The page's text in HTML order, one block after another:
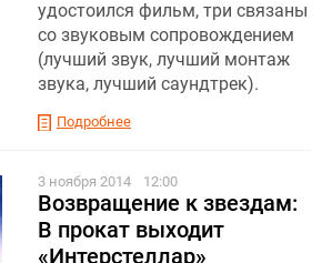
удостоился фильм, три связаны
со звуковым сопровождением
(лучший звук, лучший монтаж
звука, лучший саундтрек).
Подробнее
3 ноября 2014 12:00
Возвращение к звездам:
В прокат выходит
«Интерстеллар»